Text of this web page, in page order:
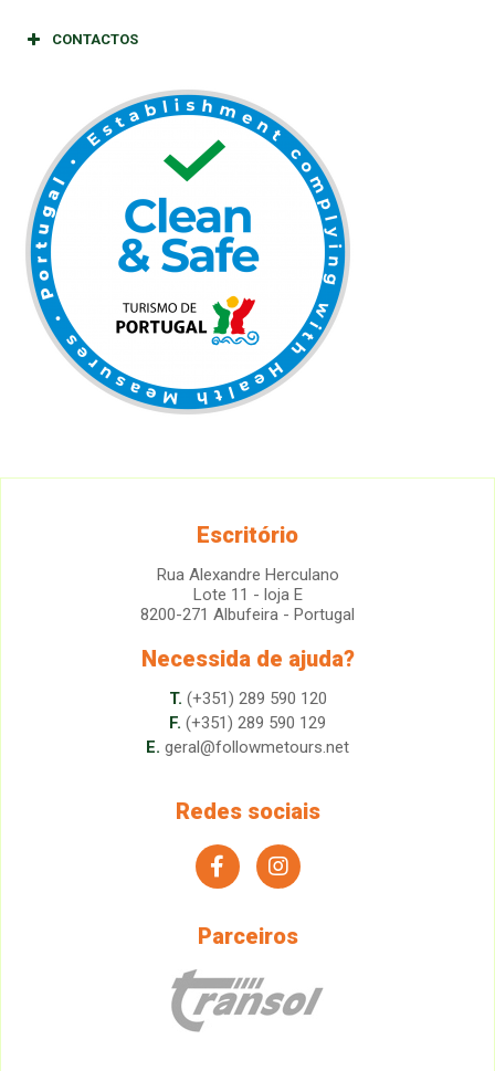
CONTACTOS
Escritório
Rua Alexandre Herculano
Lote 11 - loja E
8200-271 Albufeira - Portugal
Necessida de ajuda?
T. (+351) 289 590 120
F. (+351) 289 590 129
E. geral@followmetours.net
Redes sociais
facebookinstagram
Parceiros